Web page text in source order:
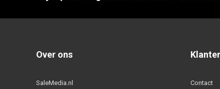
Over ons
SaleMedia.nl
Contact